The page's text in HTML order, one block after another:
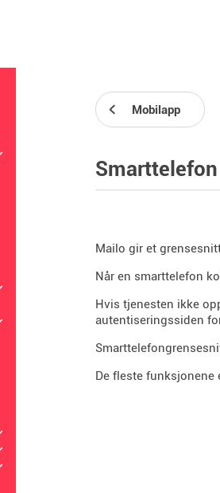
Mobilapp
Smarttelefon
Mailo gir et
Når en smarttelefon
Hvis tjenesten ikke
autentiseringssiden
De fleste